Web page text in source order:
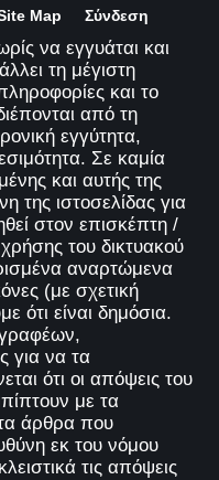
Map Σύνδεση
να εγγυάται και
τη μέγιστη
και το
από τη
εγγύτητα,
Σε καμία
και αυτής της
της ιστοσελίδας για
στον επισκέπτη /
του δικτυακού
αναρτώμενα
(με σχετική
ότι είναι δημόσια.
για να τα
ότι οι απόψεις του
με τα
άρθρα που
εκ του νόμου
τις απόψεις